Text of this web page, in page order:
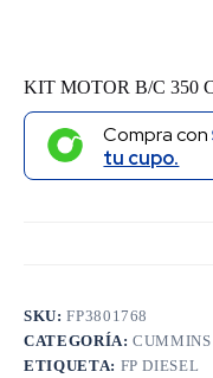
KIT MOTOR B/C 350
Compra con
tu cupo.
SKU:FP3801768
CATEGORÍA:
ETIQUETA: FP DIESEL